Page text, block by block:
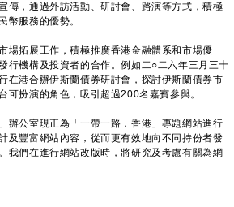
傳，通過外訪活動、研討會、路演等方式，積極
幣服務的優勢。
拓展工作，積極推廣香港金融體系和市場優
行機構及投資者的合作。例如二○二六年三月三十
在港合辦伊斯蘭債券研討會，探討伊斯蘭債券市
可扮演的角色，吸引超過200名嘉賓參與。
辦公室現正為「一帶一路．香港」專題網站進行
及豐富網站內容，從而更有效地向不同持份者發
我們在進行網站改版時，將研究及考慮有關為網